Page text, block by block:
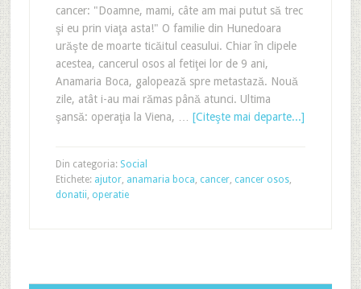
cancer: "Doamne, mami, câte am mai putut să trec
şi eu prin viaţa asta!" O familie din Hunedoara
urăşte de moarte ticăitul ceasului. Chiar în clipele
acestea, cancerul osos al fetiţei lor de 9 ani,
Anamaria Boca, galopează spre metastază. Nouă
zile, atât i-au mai rămas până atunci. Ultima
şansă: operaţia la Viena, … [Citeşte mai departe...]
Din categoria: Social
Etichete: ajutor, anamaria boca, cancer, cancer osos,
donatii, operatie